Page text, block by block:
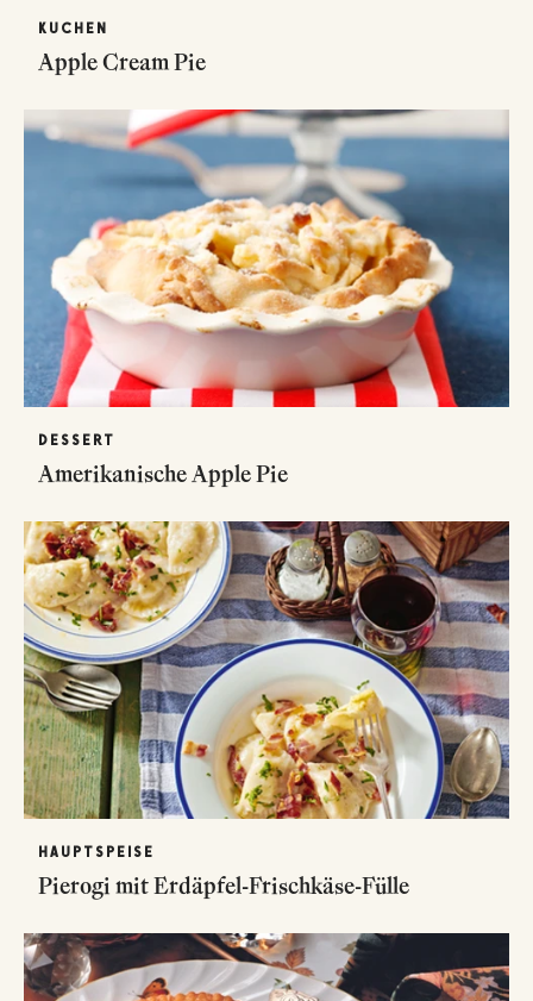
KUCHEN
Apple Cream Pie
DESSERT
Amerikanische Apple Pie
HAUPTSPEISE
Pierogi mit Erdäpfel-Frischkäse-Fülle